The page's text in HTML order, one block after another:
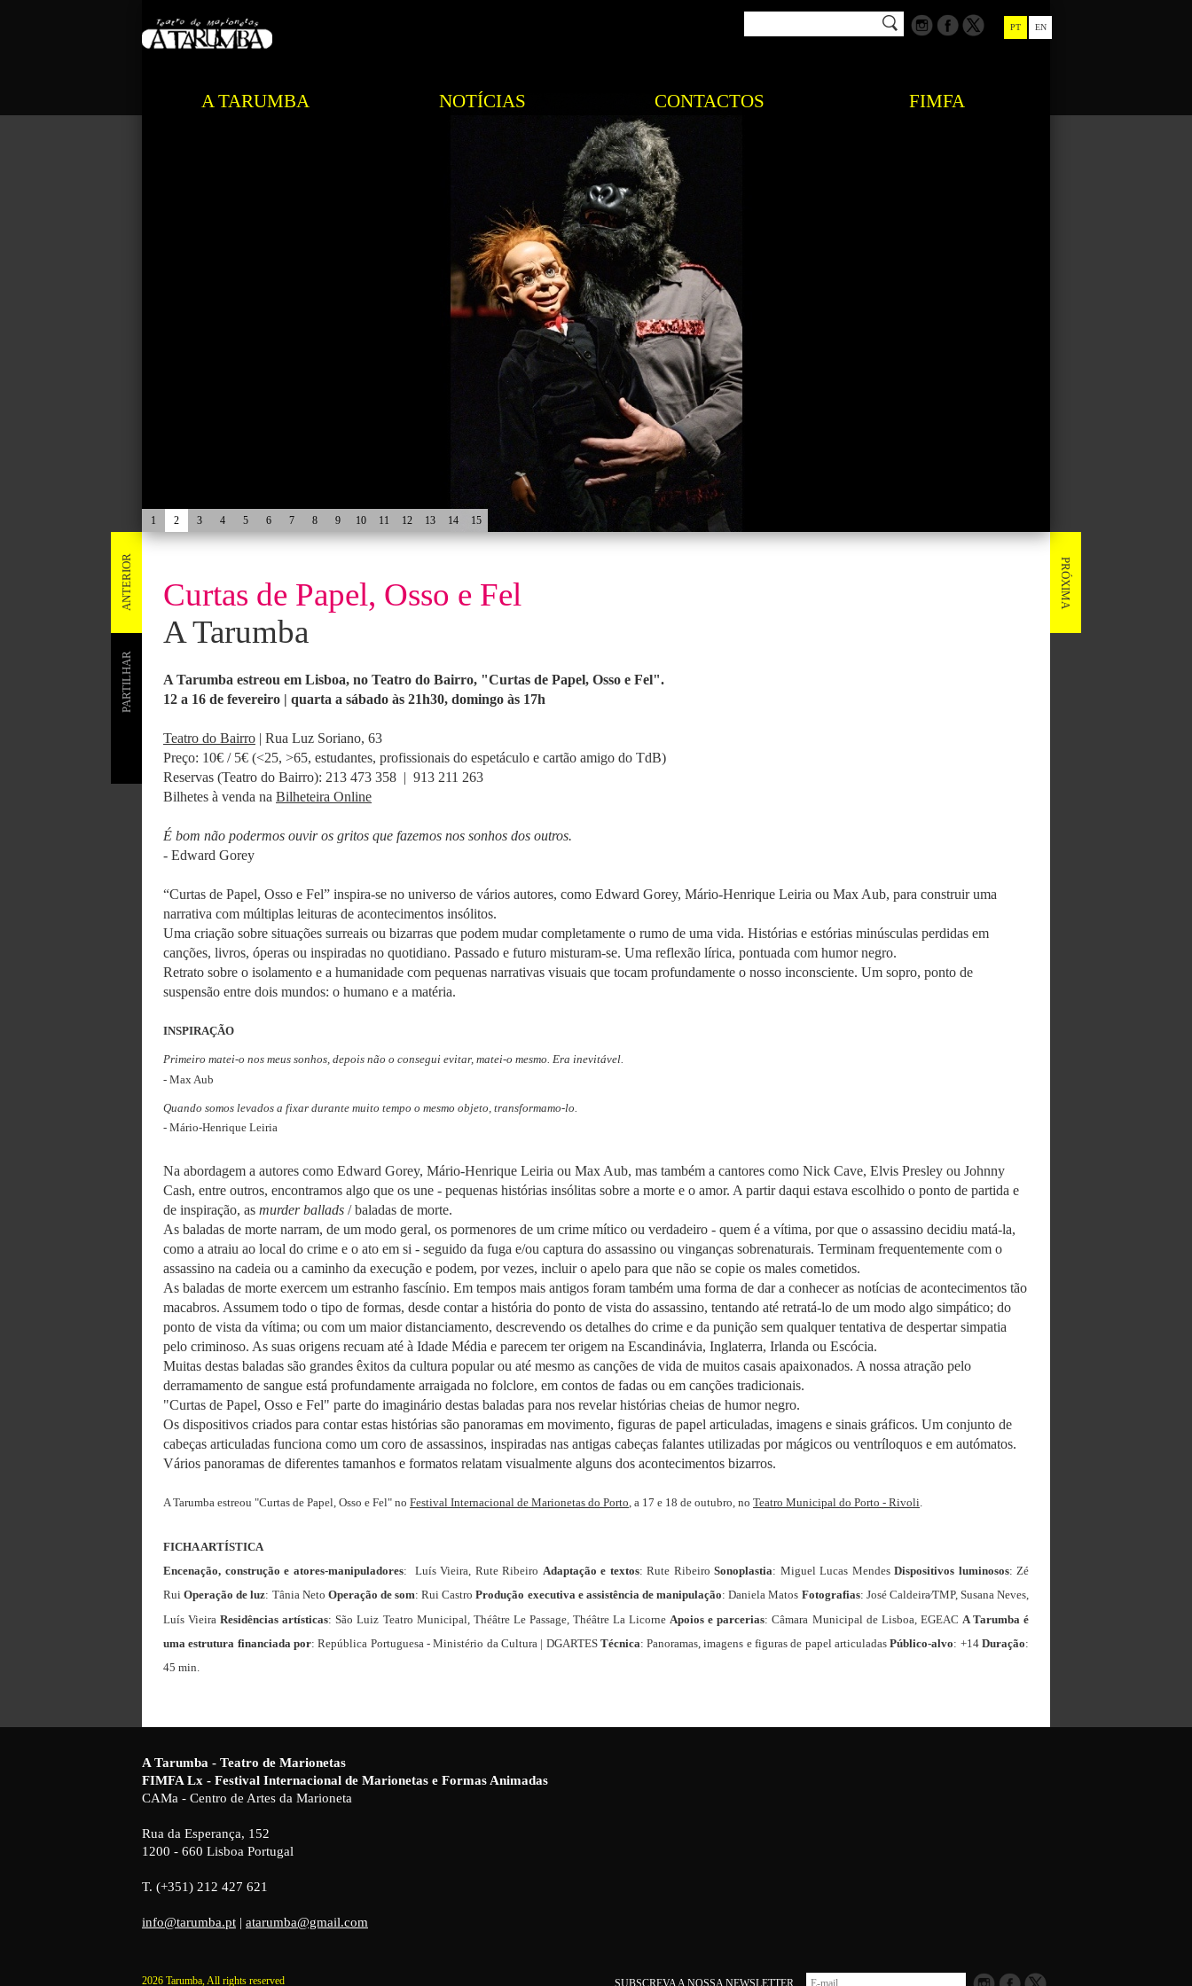
A TARUMBA NOTÍCIAS CONTACTOS FIMFA
PT EN
1 2 3 4 5 6 7 8 9 10 11 12 13 14 15
PRÓXIMA
ANTERIOR
PARTILHAR
Curtas de Papel, Osso e Fel
A Tarumba
A Tarumba estreou em Lisboa, no Teatro do Bairro, "Curtas de Papel, Osso e Fel".
12 a 16 de fevereiro | quarta a sábado às 21h30, domingo às 17h
Teatro do Bairro | Rua Luz Soriano, 63
Preço: 10€ / 5€ (<25, >65, estudantes, profissionais do espetáculo e cartão amigo do TdB)
Reservas (Teatro do Bairro): 213 473 358 | 913 211 263
Bilhetes à venda na Bilheteira Online
É bom não podermos ouvir os gritos que fazemos nos sonhos dos outros.
- Edward Gorey
“Curtas de Papel, Osso e Fel” inspira-se no universo de vários autores, como Edward Gorey, Mário-Henrique Leiria ou Max Aub, para construir uma
narrativa com múltiplas leituras de acontecimentos insólitos.
Uma criação sobre situações surreais ou bizarras que podem mudar completamente o rumo de uma vida. Histórias e estórias minúsculas perdidas em
canções, livros, óperas ou inspiradas no quotidiano. Passado e futuro misturam-se. Uma reflexão lírica, pontuada com humor negro.
Retrato sobre o isolamento e a humanidade com pequenas narrativas visuais que tocam profundamente o nosso inconsciente. Um sopro, ponto de
suspensão entre dois mundos: o humano e a matéria.
INSPIRAÇÃO
Primeiro matei-o nos meus sonhos, depois não o consegui evitar, matei-o mesmo. Era inevitável.
- Max Aub
Quando somos levados a fixar durante muito tempo o mesmo objeto, transformamo-lo.
- Mário-Henrique Leiria
Na abordagem a autores como Edward Gorey, Mário-Henrique Leiria ou Max Aub, mas também a cantores como Nick Cave, Elvis Presley ou Johnny
Cash, entre outros, encontramos algo que os une - pequenas histórias insólitas sobre a morte e o amor. A partir daqui estava escolhido o ponto de partida e
de inspiração, as murder ballads / baladas de morte.
As baladas de morte narram, de um modo geral, os pormenores de um crime mítico ou verdadeiro - quem é a vítima, por que o assassino decidiu matá-la,
como a atraiu ao local do crime e o ato em si - seguido da fuga e/ou captura do assassino ou vinganças sobrenaturais. Terminam frequentemente com o
assassino na cadeia ou a caminho da execução e podem, por vezes, incluir o apelo para que não se copie os males cometidos.
As baladas de morte exercem um estranho fascínio. Em tempos mais antigos foram também uma forma de dar a conhecer as notícias de acontecimentos tão
macabros. Assumem todo o tipo de formas, desde contar a história do ponto de vista do assassino, tentando até retratá-lo de um modo algo simpático; do
ponto de vista da vítima; ou com um maior distanciamento, descrevendo os detalhes do crime e da punição sem qualquer tentativa de despertar simpatia
pelo criminoso. As suas origens recuam até à Idade Média e parecem ter origem na Escandinávia, Inglaterra, Irlanda ou Escócia.
Muitas destas baladas são grandes êxitos da cultura popular ou até mesmo as canções de vida de muitos casais apaixonados. A nossa atração pelo
derramamento de sangue está profundamente arraigada no folclore, em contos de fadas ou em canções tradicionais.
"Curtas de Papel, Osso e Fel" parte do imaginário destas baladas para nos revelar histórias cheias de humor negro.
Os dispositivos criados para contar estas histórias são panoramas em movimento, figuras de papel articuladas, imagens e sinais gráficos. Um conjunto de
cabeças articuladas funciona como um coro de assassinos, inspiradas nas antigas cabeças falantes utilizadas por mágicos ou ventríloquos e em autómatos.
Vários panoramas de diferentes tamanhos e formatos relatam visualmente alguns dos acontecimentos bizarros.
A Tarumba estreou "Curtas de Papel, Osso e Fel" no Festival Internacional de Marionetas do Porto, a 17 e 18 de outubro, no Teatro Municipal do Porto - Rivoli.
FICHA ARTÍSTICA
Encenação, construção e atores-manipuladores: Luís Vieira, Rute Ribeiro Adaptação e textos: Rute Ribeiro Sonoplastia: Miguel Lucas Mendes Dispositivos luminosos: Zé
RuiOperação de luz: Tânia Neto Operação de som: Rui CastroProdução executiva e assistência de manipulação: Daniela Matos Fotografias: José Caldeira⁄TMP, Susana Neves,
Luís VieiraResidências artísticas: São Luiz Teatro Municipal, Théâtre Le Passage, Théâtre La Licorne Apoios e parcerias: Câmara Municipal de Lisboa, EGEAC A Tarumba é
uma estrutura financiada por: República Portuguesa - Ministério da Cultura | DGARTES Técnica: Panoramas, imagens e figuras de papel articuladasPúblico-alvo: +14Duração:
45 min.
A Tarumba - Teatro de Marionetas
FIMFA Lx - Festival Internacional de Marionetas e Formas Animadas
CAMa - Centro de Artes da Marioneta
Rua da Esperança, 152
1200 - 660 Lisboa Portugal
T. (+351) 212 427 621
info@tarumba.pt | atarumba@gmail.com
2026 Tarumba, All rights reserved SUBSCREVA A NOSSA NEWSLETTER